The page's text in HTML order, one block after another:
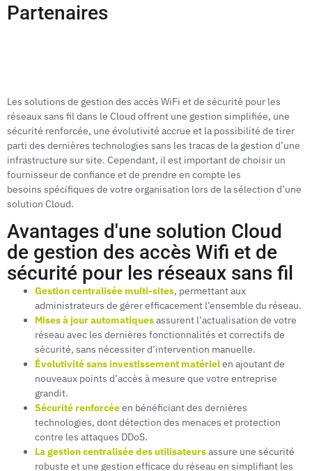
Partenaires
Les solutions de gestion des accès WiFi et de sécurité pour les
réseaux sans fil dans le Cloud offrent une gestion simplifiée, une
sécurité renforcée, une évolutivité accrue et la possibilité de tirer
parti des dernières technologies sans les tracas de la gestion d’une
infrastructure sur site. Cependant, il est important de choisir un
fournisseur de confiance et de prendre en compte les
besoins spécifiques de votre organisation lors de la sélection d’une
solution Cloud.
Avantages d'une solution Cloud
de gestion des accès Wifi et de
sécurité pour les réseaux sans fil
Gestion centralisée multi-sites, permettant aux
administrateurs de gérer efficacement l’ensemble du réseau.
Mises à jour automatiquesassurent l’actualisation de votre
réseau avec les dernières fonctionnalités et correctifs de
sécurité, sans nécessiter d’intervention manuelle.
Évolutivité sans investissement matérielen ajoutant de
nouveaux points d’accès à mesure que votre entreprise
grandit.
Sécurité renforcéeen bénéficiant des dernières
technologies, dont détection des menaces et protection
contre les attaques DDoS.
La gestion centralisée des utilisateursassure une sécurité
robuste et une gestion efficace du réseau en simplifiant les